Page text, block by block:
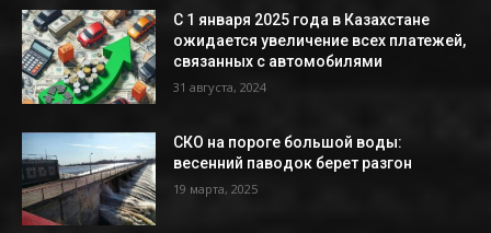
С 1 января 2025 года в Казахстане
ожидается увеличение всех платежей,
связанных с автомобилями
31 августа, 2024
СКО на пороге большой воды:
весенний паводок берет разгон
19 марта, 2025